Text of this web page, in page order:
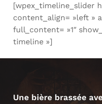
[wpex_timeline_slider
content_align= »left »
full_content= »1″
timeline »]
Une bière brassée